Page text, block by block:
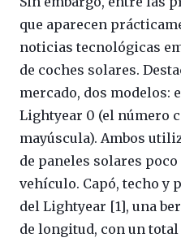
que aparecen
noticias tecnológicas
de coches solares.
mercado, dos modelos:
Lightyear 0 (el número
mayúscula). Ambos
de paneles solares
vehículo. Capó, techo y
del Lightyear [1], una
de longitud, con un